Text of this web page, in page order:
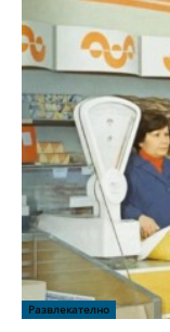
Развлекателно